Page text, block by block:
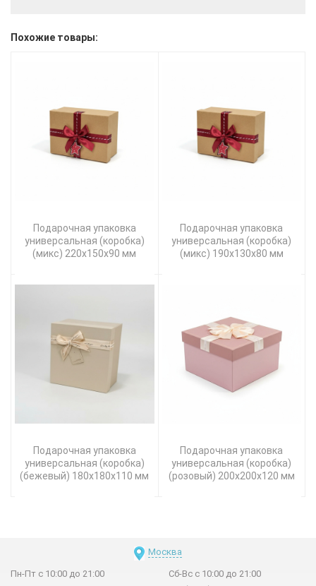
Похожие товары:
Подарочная упаковка
универсальная (коробка)
(микс) 220х150х90 мм
Подарочная упаковка
универсальная (коробка)
(микс) 190х130х80 мм
Подарочная упаковка
универсальная (коробка)
(бежевый) 180х180х110 мм
Подарочная упаковка
универсальная (коробка)
(розовый) 200х200х120 мм
Москва
Пн-Пт с 10:00 до 21:00 Сб-Вс с 10:00 до 21:00